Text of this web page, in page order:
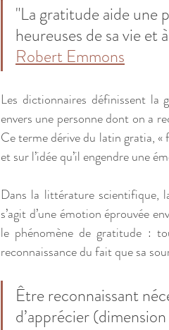
"La gratitude aide une
heureuses de sa vie et
Robert Emmons
Les dictionnaires définissent la
envers une personne dont on a
Ce terme dérive du latin gratia, «
et sur l’idée qu’il engendre une
Dans la littérature scientifique,
s’agit d’une émotion éprouvée
le phénomène de gratitude :
reconnaissance du fait que sa
Être reconnaissant
d’apprécier